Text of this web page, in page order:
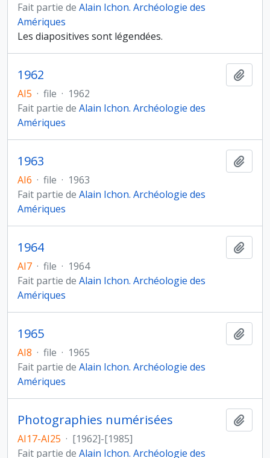
Fait partie de Alain Ichon. Archéologie des
Amériques
Les diapositives sont légendées.
1962
AI5 · file · 1962
Fait partie de Alain Ichon. Archéologie des
Amériques
1963
AI6 · file · 1963
Fait partie de Alain Ichon. Archéologie des
Amériques
1964
AI7 · file · 1964
Fait partie de Alain Ichon. Archéologie des
Amériques
1965
AI8 · file · 1965
Fait partie de Alain Ichon. Archéologie des
Amériques
Photographies numérisées
AI17-AI25 · [1962]-[1985]
Fait partie de Alain Ichon. Archéologie des